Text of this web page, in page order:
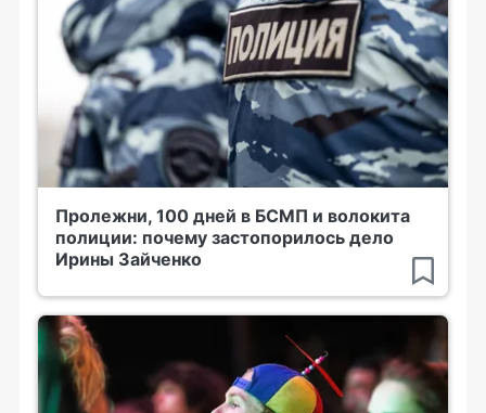
Пролежни, 100 дней в БСМП и волокита
полиции: почему застопорилось дело
Ирины Зайченко